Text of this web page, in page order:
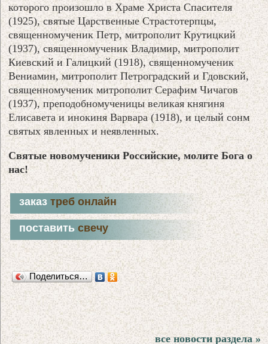
которого произошло в Храме Христа Спасителя
(1925), святые Царственные Страстотерпцы,
священномученик Петр, митрополит Крутицкий
(1937), священномученик Владимир, митрополит
Киевский и Галицкий (1918), священномученик
Вениамин, митрополит Петроградский и Гдовский,
священномученик митрополит Серафим Чичагов
(1937), преподобномученицы великая княгиня
Елисавета и инокиня Варвара (1918), и целый сонм
святых явленных и неявленных.
Святые новомученики Российские, молите Бога о
нас!
заказтреб онлайн
поставитьсвечу
Поделиться…
все новости раздела »